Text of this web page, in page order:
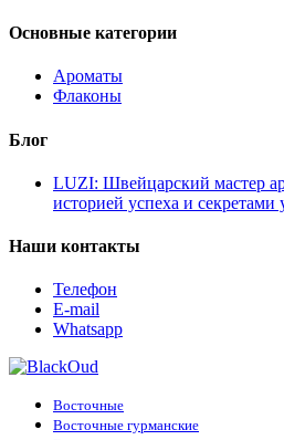
Основные категории
Ароматы
Флаконы
Блог
LUZI: Швейцарский мастер
историей успеха и
Наши контакты
Телефон
E-mail
Whatsapp
Восточные
Восточные гурманские